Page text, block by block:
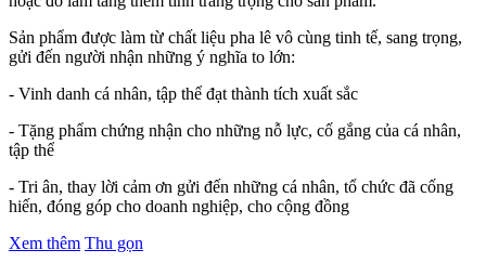
Sản phẩm được làm từ chất liệu pha lê vô cùng tinh tế, sang trọng,
gửi đến người nhận những ý nghĩa to lớn:
- Vinh danh cá nhân, tập thể đạt thành tích xuất sắc
- Tặng phẩm chứng nhận cho những nỗ lực, cố gắng của cá nhân,
tập thể
- Tri ân, thay lời cảm ơn gửi đến những cá nhân, tổ chức đã cống
hiến, đóng góp cho doanh nghiệp, cho cộng đồng
Xem thêm Thu gọn